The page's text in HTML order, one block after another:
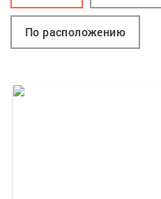
По расположению